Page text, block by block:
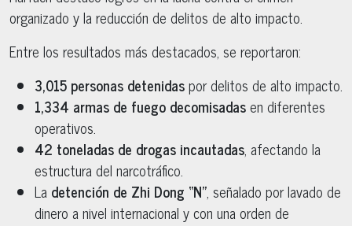
organizado y la reducción de delitos de alto impacto.
Entre los resultados más destacados, se reportaron:
3,015 personas detenidaspor delitos de alto impacto.
1,334 armas de fuego decomisadasen diferentes
operativos.
42 toneladas de drogas incautadas, afectando la
estructura del narcotráfico.
La detención de Zhi Dong “N”, señalado por lavado de
dinero a nivel internacional y con una orden de